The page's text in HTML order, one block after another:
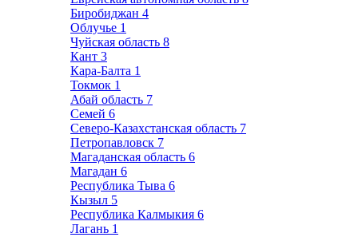
Биробиджан 4
Облучье 1
Чуйская область 8
Кант 3
Кара-Балта 1
Токмок 1
Абай область 7
Семей 6
Северо-Казахстанская область 7
Петропавловск 7
Магаданская область 6
Магадан 6
Республика Тыва 6
Кызыл 5
Республика Калмыкия 6
Лагань 1